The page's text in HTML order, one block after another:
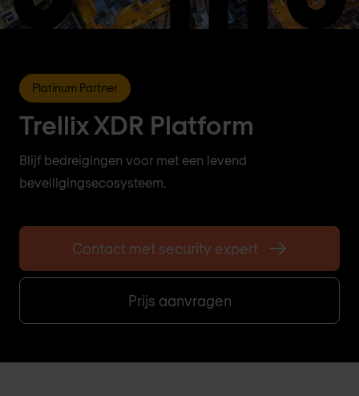
Platinum Partner
Trellix XDR Platform
Blijf bedreigingen voor met een levend
beveiligingsecosysteem.
Contact met security expert
Prijs aanvragen